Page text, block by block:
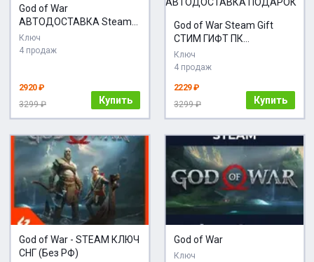
God of War
АВТОДОСТАВКА Steam
GIFT
Ключ
4 продаж
2920 ₽
3299 ₽
Купить
God of War Steam Gift
СТИМ ГИФТ ПК
АВТОДОСТАВКА
ПОДАРОК
Ключ
4 продаж
2229 ₽
3299 ₽
Купить
God of War - STEAM КЛЮЧ
СНГ (Без РФ)
God of War
Ключ